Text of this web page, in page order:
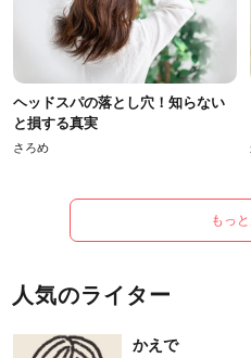
ヘッドスパの落とし穴！知らない
と損する真実
さろめ
もっ
人気のライター
かえで